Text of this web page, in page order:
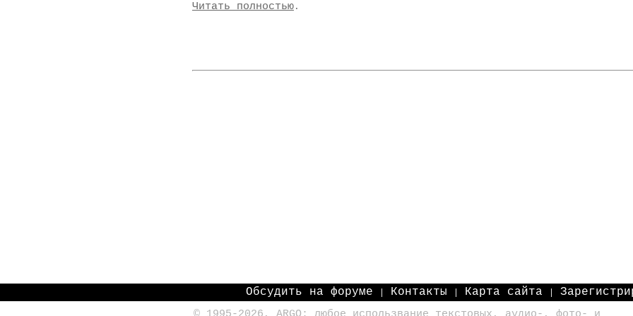
Читать полностью .
Обсудить на форуме | Контакты | Карта сайта |